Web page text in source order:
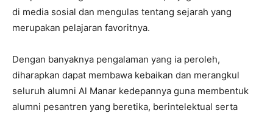
di media sosial dan mengulas tentang sejarah yang
merupakan pelajaran favoritnya.
Dengan banyaknya pengalaman yang ia peroleh,
diharapkan dapat membawa kebaikan dan merangkul
seluruh alumni Al Manar kedepannya guna membentuk
alumni pesantren yang beretika, berintelektual serta